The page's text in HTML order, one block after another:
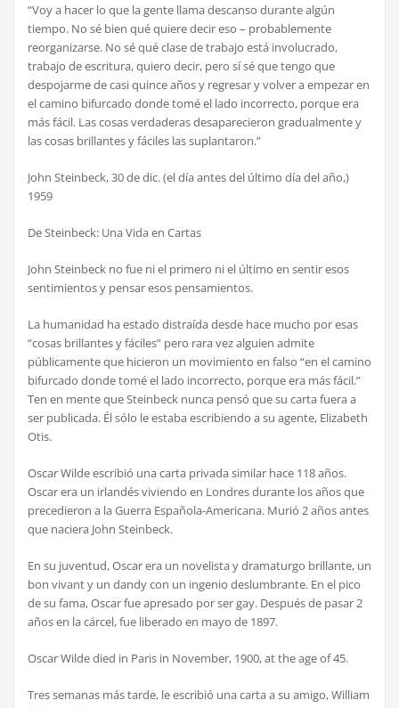
“Voy a hacer lo que la gente llama descanso durante algún
tiempo. No sé bien quéquiere decir eso – probablemente
reorganizarse. No séquéclase de trabajo está involucrado,
trabajo de escritura, quiero decir, pero síséque tengo que
despojarme de casi quince años y regresar y volver a empezar en
el camino bifurcado donde toméel lado incorrecto, porque era
más fácil. Las cosas verdaderas desaparecieron gradualmente y
las cosas brillantes y fáciles las suplantaron.”
John Steinbeck, 30 de dic. (el día antes del último día del año,)
1959
De Steinbeck: Una Vida en Cartas
John Steinbeck no fue ni el primero ni el último en sentir esos
sentimientos y pensar esos pensamientos.
La humanidad ha estado distraída desde hace mucho por esas
“cosas brillantes y fáciles” pero rara vez alguien admite
públicamente que hicieron un movimiento en falso “en el camino
bifurcado donde toméel lado incorrecto, porque era más fácil.”
Ten en mente que Steinbeck nunca pensó que su carta fuera a
ser publicada. Él sólo le estaba escribiendo a su agente, Elizabeth
Otis.
Oscar Wilde escribió una carta privada similar hace 118 años.
Oscar era un irlandés viviendo en Londres durante los años que
precedieron a la Guerra Española-Americana. Murió 2 años antes
que naciera John Steinbeck.
En su juventud, Oscar era un novelista y dramaturgo brillante, un
bon vivant y un dandy con un ingenio deslumbrante. En el pico
de su fama, Oscar fue apresado por ser gay. Después de pasar 2
años en la cárcel, fue liberado en mayo de 1897.
Oscar Wilde died in Paris in November, 1900, at the age of 45.
Tres semanas más tarde, le escribió una carta a su amigo, William